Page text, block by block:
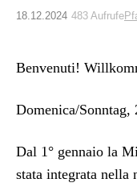
Inserate
Archiv
18.12.2024 483 Aufrufe
Ben­venu­ti!
Domenica/Sonntag,
Dal 1° gen­naio la
sta­ta inte­gra­ta nel­la